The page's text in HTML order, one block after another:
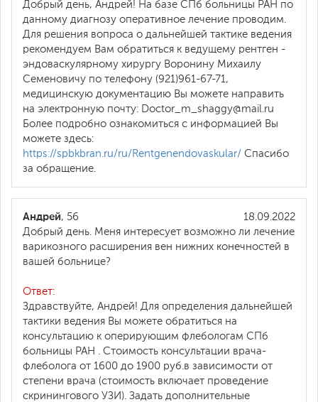
Добрый день, Андрей! На базе СПб больницы РАН по
данному диагнозу оперативное лечение проводим.
Для решения вопроса о дальнейшей тактике ведения
рекомендуем Вам обратиться к ведущему рентген -
эндоваскулярному хирургу Воронину Михаилу
Семеновичу по телефону (921)961-67-71,
медицинскую документацию Вы можете направить
на электронную почту: Doctor_m_shaggy@mail.ru
Более подробно ознакомиться с информацией Вы
можете здесь:
https://spbkbran.ru/ru/Rentgenendovaskular/ Спасибо
за обращение.
18.09.2022
Андрей, 56
Добрый день. Меня интересует возможно ли лечение
варикозного расширения вен нижних конечностей в
вашей больнице?
Ответ:
Здравствуйте, Андрей! Для определения дальнейшей
тактики ведения Вы можете обратиться на
консультацию к оперирующим флебологам СПб
больницы РАН . Стоимость консультации врача-
флеболога от 1600 до 1900 руб.в зависимости от
степени врача (стоимость включает проведение
скринингового УЗИ). Задать дополнительные